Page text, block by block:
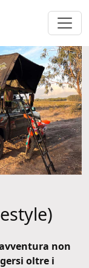
non
oltre i